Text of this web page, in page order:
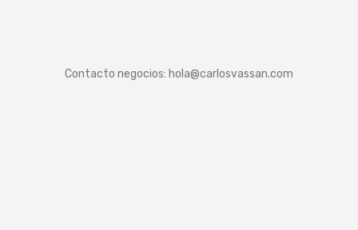
Contacto negocios: hola@carlosvassan.com